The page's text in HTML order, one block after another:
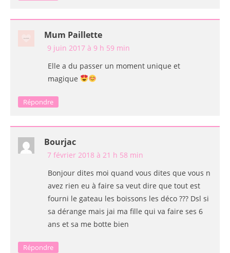
Mum Paillette
9 juin 2017 à 9 h 59 min
Elle a du passer un moment unique et
magique
Répondre
Bourjac
7 février 2018 à 21 h 58 min
Bonjour dites moi quand vous dites que vous n
avez rien eu à faire sa veut dire que tout est
fourni le gateau les boissons les déco ??? Dsl si
sa dérange mais jai ma fille qui va faire ses 6
ans et sa me botte bien
Répondre